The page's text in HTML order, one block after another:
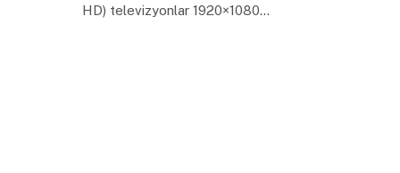
HD) televizyonlar 1920×1080…